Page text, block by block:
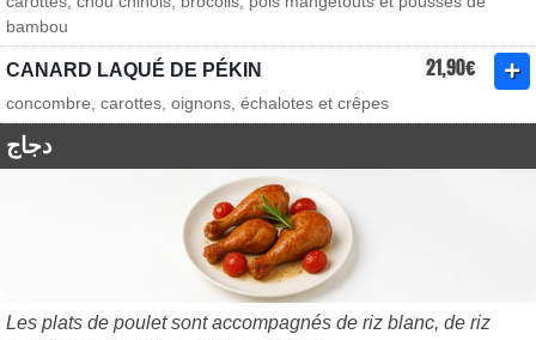
bambou
CANARD LAQUÉ DE PÉKIN 21,90€
concombre, carottes, oignons, échalotes et crêpes
دجاج
Les plats de poulet sont accompagnés de riz blanc, de riz